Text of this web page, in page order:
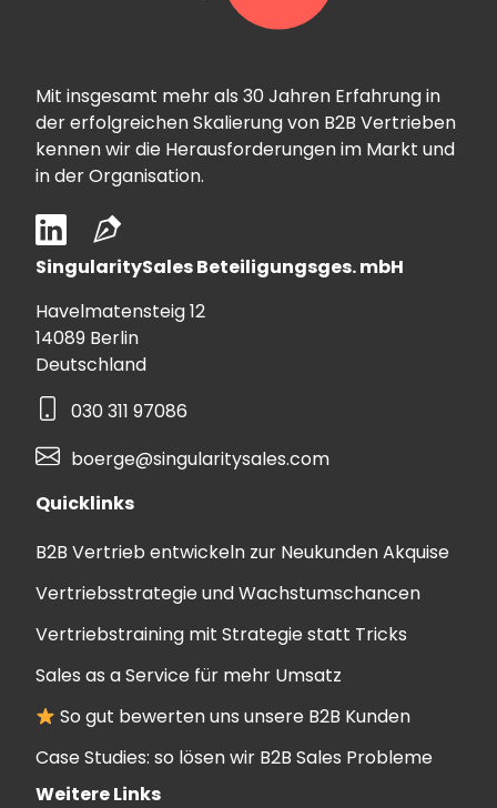
Mit insgesamt mehr als 30 Jahren Erfahrung in
der erfolgreichen Skalierung von B2B Vertrieben
kennen wir die Herausforderungen im Markt und
in der Organisation.
SingularitySales Beteiligungsges. mbH
Havelmatensteig 12
14089 Berlin
Deutschland
030 311 97086
boerge@singularitysales.com
Quicklinks
B2B Vertrieb entwickeln zur Neukunden Akquise
Vertriebsstrategie und Wachstumschancen
Vertriebstraining mit Strategie statt Tricks
Sales as a Service für mehr Umsatz
So gut bewerten uns unsere B2B Kunden
Case Studies: so lösen wir B2B Sales Probleme
Weitere Links